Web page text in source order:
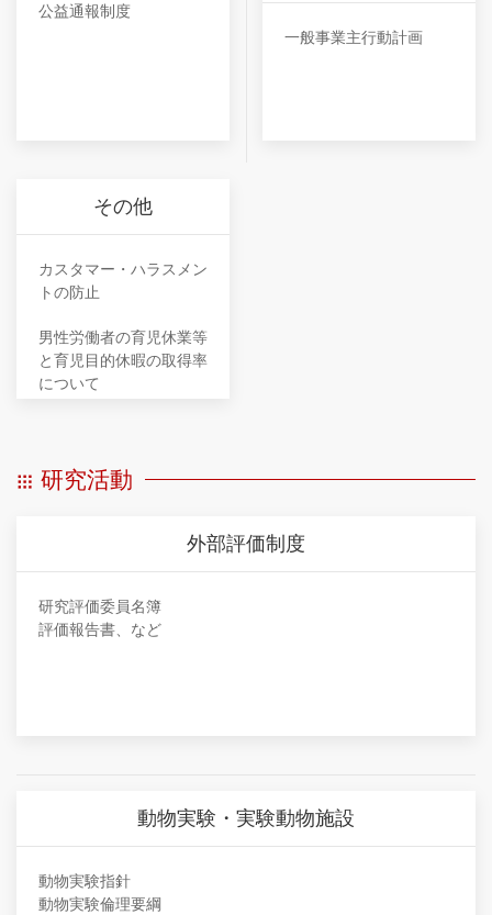
公益通報制度
一般事業主行動計画
その他
カスタマー・ハラスメン
トの防止
男性労働者の育児休業等
と育児目的休暇の取得率
について
研究活動
外部評価制度
研究評価委員名簿
評価報告書、など
動物実験・実験動物施設
動物実験指針
動物実験倫理要綱